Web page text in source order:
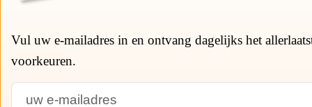
Vul uw e-mailadres in en ontvang dagelijks het
voorkeuren.